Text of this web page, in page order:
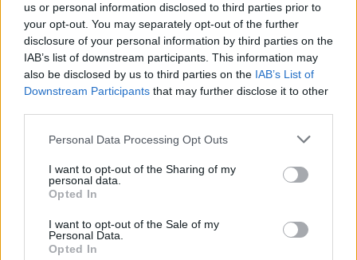
us or personal information disclosed to third parties prior to
your opt-out. You may separately opt-out of the further
disclosure of your personal information by third parties on the
IAB’s list of downstream participants. This information may
also be disclosed by us to third parties on the IAB’s List of
Downstream Participants that may further disclose it to other
Please note that this website/app uses one or more Google
not limited to your visit or usage behaviour. You may click to
grant or deny consent to Google and its third-party tags to
use your data for below specified purposes in below Google
consent section.
Personal Data Processing Opt Outs
I want to opt-out of the Sharing of my
personal data.
Opted In
I want to opt-out of the Sale of my
Personal Data.
Opted In
Pievienot komentāru
MR Mariss Reinieks
2025. gada 20. marts
saviem no vēdera izfantazētajiem datiem par vilku,
lūšu populācijām!! Tas ir debīlisma kalngals!
Mariss Reinieks